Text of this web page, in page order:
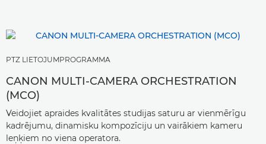
PTZ LIETOJUMPROGRAMMA
CANON MULTI-CAMERA ORCHESTRATION
(MCO)
Veidojiet apraides kvalitātes studijas saturu ar vienmērīgu
kadrējumu, dinamisku kompozīciju un vairākiem kameru
leņķiem no viena operatora.